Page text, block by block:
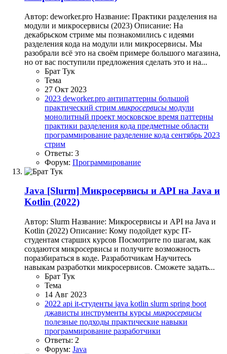
Автор: deworker.pro Название: Практики разделения на
модули и микросервисы (2023) Описание: На
декабрьском стриме мы познакомились с идеями
разделения кода на модули или микросервисы. Мы
разобрали всё это на своём примере большого магазина,
но от вас поступили предложения сделать это и на...
Брат Тук
Тема
27 Окт 2023
2023 deworker.pro антипаттерны большой
практический стрим микросервисы модули
монолитный проект московское время паттерны
практики разделения кода предметные области
программирование разделение кода сентябрь 2023
стрим
Ответы: 3
Форум: Программирование
Java [Slurm] Микросервисы и API на Java и
Kotlin (2022)
Автор: Slurm Название: Микросервисы и API на Java и
Kotlin (2022) Описание: Кому подойдет курс IT-
студентам старших курсов Посмотрите по шагам, как
создаются микросервисы и получите возможность
поразбираться в коде. Разработчикам Научитесь
навыкам разработки микросервисов. Сможете задать...
Брат Тук
Тема
14 Авг 2023
2022 api it-студенты java kotlin slurm spring boot
джависты инструменты курсы микросервисы
полезные подходы практические навыки
программирование разработчики
Ответы: 2
Форум: Java